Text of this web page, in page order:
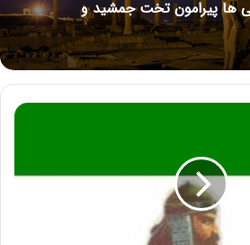
ها پیرامون تخت جمشید و